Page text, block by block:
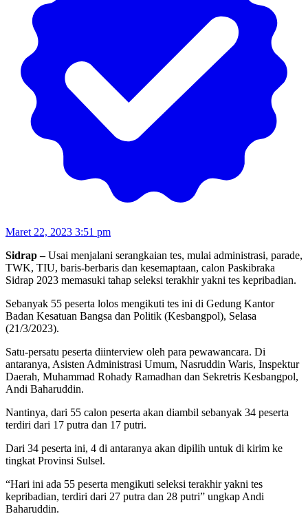
Maret 22, 2023 3:51 pm
Sidrap –Usai menjalani serangkaian tes, mulai administrasi, parade,
TWK, TIU, baris-berbaris dan kesemaptaan, calon Paskibraka
Sidrap 2023 memasuki tahap seleksi terakhir yakni tes kepribadian.
Sebanyak 55 peserta lolos mengikuti tes ini di Gedung Kantor
Badan Kesatuan Bangsa dan Politik (Kesbangpol), Selasa
(21/3/2023).
Satu-persatu peserta diinterview oleh para pewawancara. Di
antaranya, Asisten Administrasi Umum, Nasruddin Waris, Inspektur
Daerah, Muhammad Rohady Ramadhan dan Sekretris Kesbangpol,
Andi Baharuddin.
Nantinya, dari 55 calon peserta akan diambil sebanyak 34 peserta
terdiri dari 17 putra dan 17 putri.
Dari 34 peserta ini, 4 di antaranya akan dipilih untuk di kirim ke
tingkat Provinsi Sulsel.
“Hari ini ada 55 peserta mengikuti seleksi terakhir yakni tes
kepribadian, terdiri dari 27 putra dan 28 putri” ungkap Andi
Baharuddin.